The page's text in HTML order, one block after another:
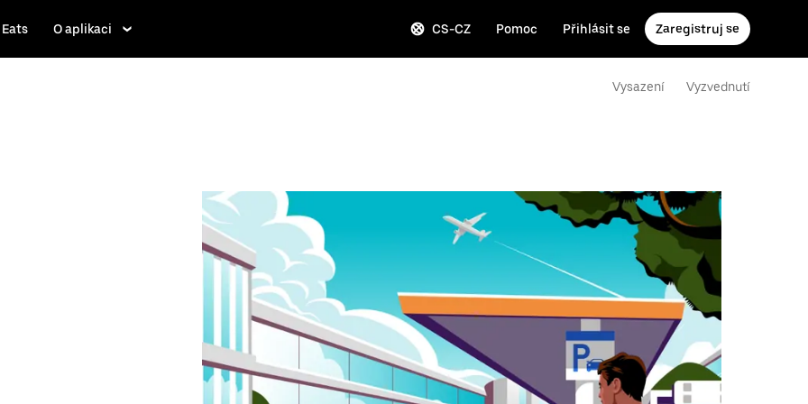
O aplikaci CS-CZ Pomoc Přihlásit se Zaregistruj se
Vysazení Vyzvednutí